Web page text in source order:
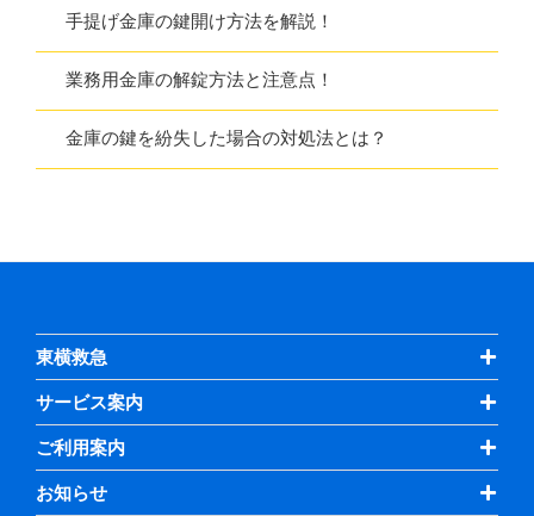
手提げ金庫の鍵開け方法を解説！
業務用金庫の解錠方法と注意点！
金庫の鍵を紛失した場合の対処法とは？
東横救急
サービス案内
ご利用案内
お知らせ